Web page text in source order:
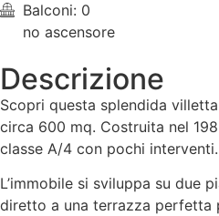
Balconi: 0
no ascensore
Descrizione
Scopri questa splendida
circa 600 mq. Costruita nel
classe A/4 con pochi interventi.
L’immobile si sviluppa su due
diretto a una terrazza perfetta